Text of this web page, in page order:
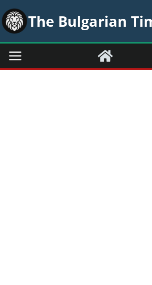
Skip
to
content
The Bulgarian